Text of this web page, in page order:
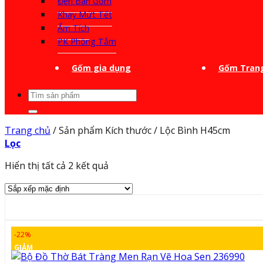
Khay Mứt Tết
Ấm Tích
PK Phòng Tắm
Gốm gia dụng Gốm
Tìm
kiếm:
Trang chủ /Sản phẩm Kích thước/ Lộc Bình H45cm
Lọc
Hiển thị tất cả 2 kết quả
-22%
GIẢM